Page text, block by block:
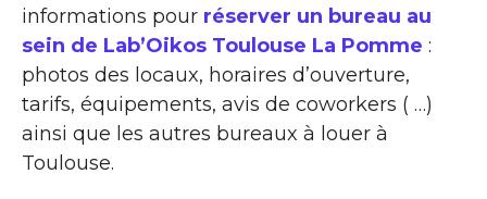
informations pour réserver un bureau au
sein de Lab’Oikos Toulouse La Pomme :
photos des locaux, horaires d’ouverture,
tarifs, équipements, avis de coworkers ( …)
ainsi que les autres bureaux à louer à
Toulouse.